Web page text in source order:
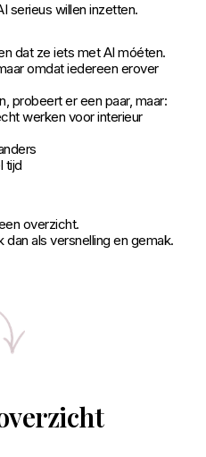
serieus willen inzetten.
dat ze iets met AI móéten.
omdat iedereen erover
probeert er een paar, maar:
werken voor interieur
tijd
overzicht.
als versnelling en gemak.